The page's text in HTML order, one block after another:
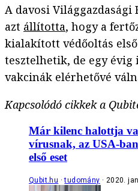
A davosi
azt állította, hogy a
kialakított védőoltás
tesztelhetik, de egy
vakcinák elérhetővé
Kapcsolódó cikkek a
Már kilenc halottja
vírusnak, az USA-
első eset
Qubit.hu tudomány 2020.